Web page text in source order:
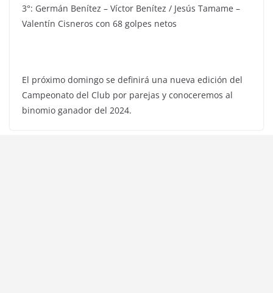
3°: Germán Benítez – Víctor Benítez / Jesús Tamame –
Valentín Cisneros con 68 golpes netos
El próximo domingo se definirá una nueva edición del
Campeonato del Club por parejas y conoceremos al
binomio ganador del 2024.